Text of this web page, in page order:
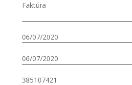
Faktúra
06/07/2020
06/07/2020
385107421